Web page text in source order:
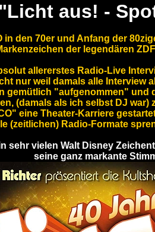
"Licht aus! -
den 70er und Anfang der
der legendären
allererstes Radio-Live
nur weil damals alle
gemütlich "aufgenommen" und
(damals als ich selbst DJ
eine Theater-Karriere
(zeitlichen) Radio-Formate
sehr vielen Walt Disney
seine ganz markante